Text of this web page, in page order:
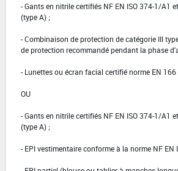
- Gants en nitrile certifiés NF EN ISO 374-1/A1
(type A) ;
- Combinaison de protection de catégorie III
de protection recommandé pendant la phase
- Lunettes ou écran facial certifié norme EN 166
OU
- Gants en nitrile certifiés NF EN ISO 374-1/A1
(type A) ;
- EPI vestimentaire conforme à la norme NF EN